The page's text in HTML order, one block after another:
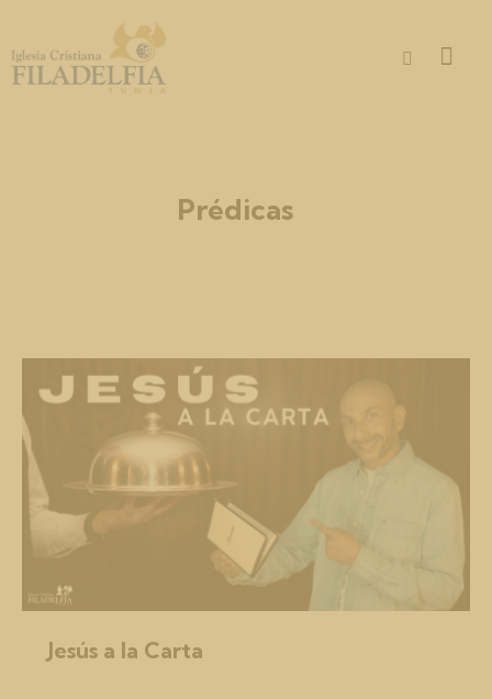
Prédicas
Jesús a la Carta